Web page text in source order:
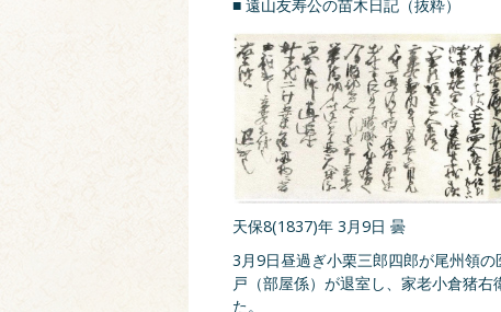
■ 遠山友寿公の苗木日記（抜粋）
天保8(1837)年 3月9日 曇
3月9日昼過ぎ小栗三郎四郎が尾州領
戸（部屋係）が退室し、家老小倉猪
た。